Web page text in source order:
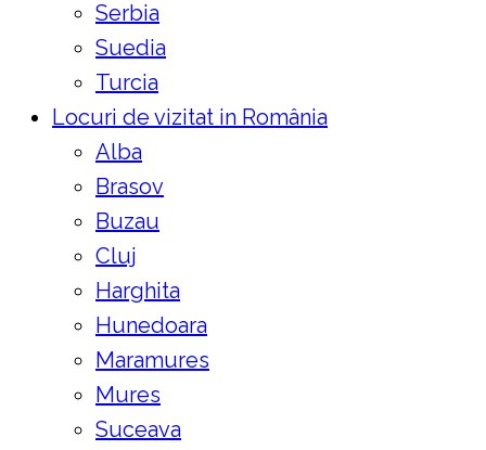
Serbia
Suedia
Turcia
Locuri de vizitat in România
Alba
Brasov
Buzau
Cluj
Harghita
Hunedoara
Maramures
Mures
Suceava